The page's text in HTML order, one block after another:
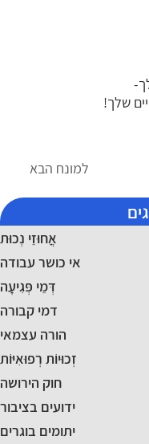
אֲחוּזֵי נְכוּת
אי כושר עבודה
דְּמֵי פְּגִיעָה
דמי קבורה
הורה עצמאי
זְכוּיוֹת רְפוּאִיּוֹת
חוק הירושה
ידועים בציבור
יתומים בוגרים
שלך!
למונח הבא